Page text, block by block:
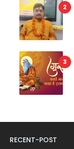
RECENT-POST